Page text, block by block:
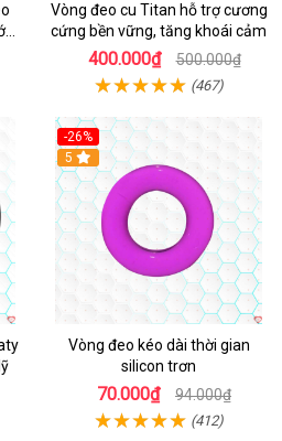
Vòng đeo cu Titan hỗ trợ cương
cứng bền vững, tăng khoái cảm
400.000₫ 500.000₫
(467)
-26%
5
Vòng đeo kéo dài thời gian
silicon trơn
70.000₫ 94.000₫
(412)